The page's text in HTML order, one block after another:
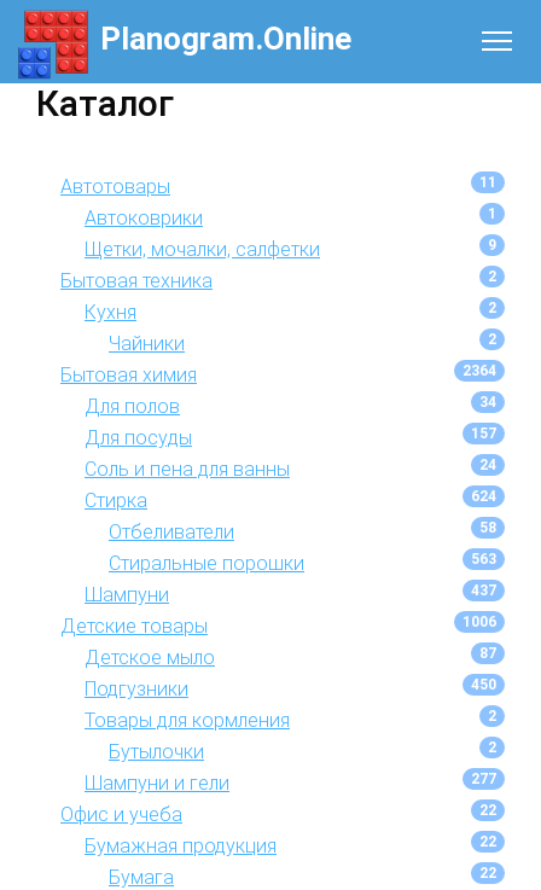
Planogram.Online
Каталог
Автотовары 11
Автоковрики 1
Щетки, мочалки, салфетки 9
Бытовая техника 2
Кухня 2
Чайники 2
Бытовая химия 2364
Для полов 34
Для посуды 157
Соль и пена для ванны 24
Стирка 624
Отбеливатели 58
Стиральные порошки 563
Шампуни 437
Детские товары 1006
Детское мыло 87
Подгузники 450
Товары для кормления 2
Бутылочки 2
Шампуни и гели 277
Офис и учеба 22
Бумажная продукция 22
Бумага 22